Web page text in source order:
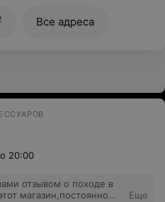
для монет.
не рассчитано на
Все адреса
20:00
отзывом о походе в
магазин,постоянно
Еще